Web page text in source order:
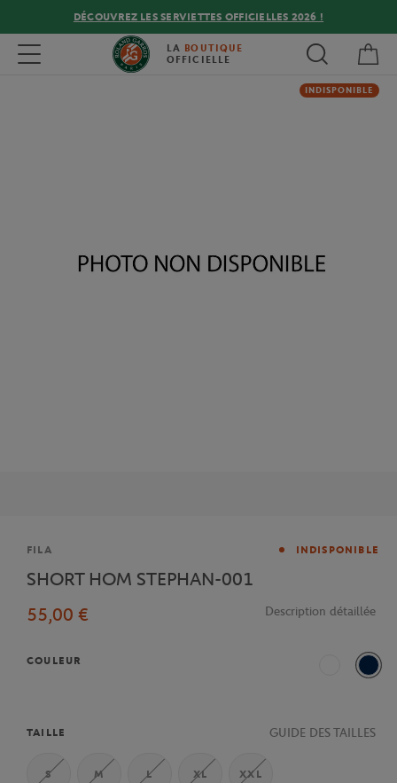
DÉCOUVREZ LES SERVIETTES OFFICIELLES 2026 !
Toggle navigation LA BOUTIQUE
OFFICIELLE
INDISPONIBLE
Marque
FILA INDISPONIBLE
SHORT HOM STEPHAN-001
55,00 €
Description détaillée
COULEUR
Blanc
TAILLE GUIDE DES TAILLES
S M L XL XXL